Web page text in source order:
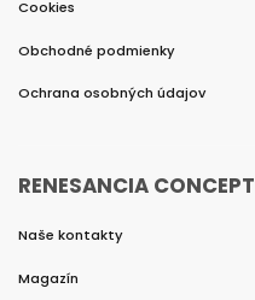
Cookies
Obchodné podmienky
Ochrana osobných údajov
RENESANCIA CONCEPT
Naše kontakty
Magazín